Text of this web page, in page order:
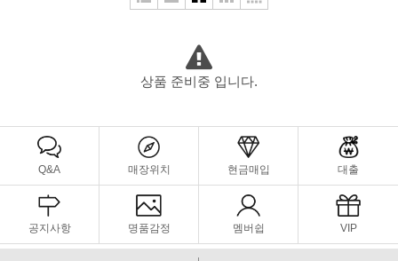
상품 준비중 입니다.
Q&A 매장위치 현금매입 대출
공지사항 명품감정 멤버쉽 VIP